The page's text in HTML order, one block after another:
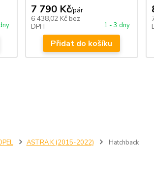
ASTRA K (2015-2022) Hatchback
7 790 Kč/pár
6 438,02 Kč bez
DPH
1 - 3 dny
Přidat do košíku